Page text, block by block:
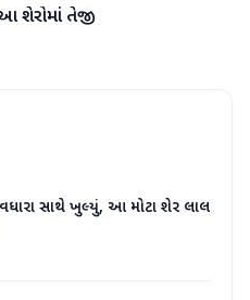
શેરોમાં તેજી
વધારા સાથે ખુલ્યું, આ મોટા શેર લાલ